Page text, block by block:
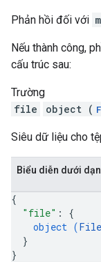
Phản hồi đối với
Nếu thành công,
cấu trúc sau:
Trường
file
object (
Siêu dữ liệu cho
Biểu diễn dưới
{
"file" : {
object (File
}
}